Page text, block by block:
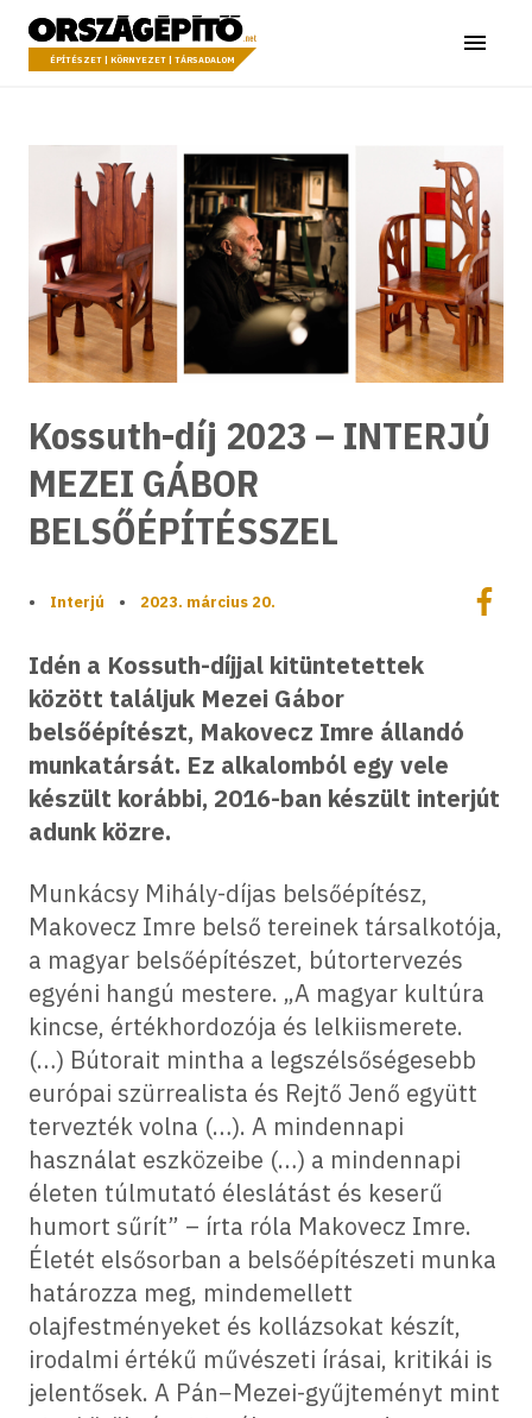
a tartalomhoz
Országépítő
ÉPÍTÉSZET | KÖRNYEZET | TÁRSADALOM Menü
Kossuth-díj 2023 – INTERJÚ
MEZEI GÁBOR
BELSŐÉPÍTÉSSZEL
• Interjú • 2023. március 20.
Idén a Kossuth-díjjal kitüntetettek
között találjuk Mezei Gábor
belsőépítészt, Makovecz Imre állandó
munkatársát. Ez alkalomból egy vele
készült korábbi, 2016-ban készült interjút
adunk közre.
Munkácsy Mihály-díjas belsőépítész,
Makovecz Imre belső tereinek társalkotója,
a magyar belsőépítészet, bútortervezés
egyéni hangú mestere. „A magyar kultúra
kincse, értékhordozója és lelkiismerete.
(…) Bútorait mintha a legszélsőségesebb
európai szürrealista és Rejtő Jenő együtt
tervezték volna (…). A mindennapi
használat eszközeibe (…) a mindennapi
életen túlmutató éleslátást és keserű
humort sűrít” – írta róla Makovecz Imre.
Életét elsősorban a belsőépítészeti munka
határozza meg, mindemellett
olajfestményeket és kollázsokat készít,
irodalmi értékű művészeti írásai, kritikái is
jelentősek. A Pán−Mezei-gyűjteményt mint